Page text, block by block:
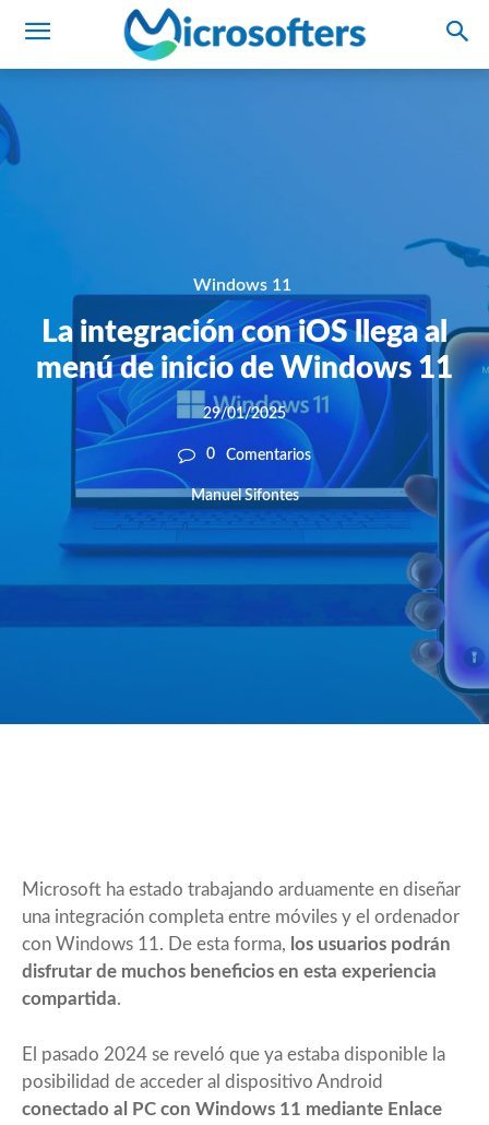
Windows 11
La integración con iOS llega al
menú de inicio de Windows 11
29/01/2025
0 Comentarios
Manuel Sifontes
Microsoft ha estado trabajando arduamente en diseñar
una integración completa entre móviles y el ordenador
con Windows 11. De esta forma, los usuarios podrán
disfrutar de muchos beneficios en esta experiencia
compartida.
El pasado 2024 se reveló que ya estaba disponible la
posibilidad de acceder al dispositivo Android
conectado al PC con Windows 11 mediante Enlace